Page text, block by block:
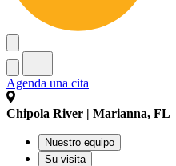
Agenda una cita
Chipola River | Marianna, FL
Nuestro equipo
Su visita